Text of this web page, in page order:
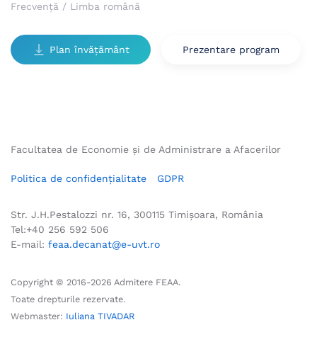
Frecvență / Limba română
Plan învățământ Prezentare program
Facultatea de Economie și de Administrare a Afacerilor
Politica de confidențialitate GDPR
Str. J.H.Pestalozzi nr. 16, 300115 Timișoara, România
Tel:+40 256 592 506
E-mail: feaa.decanat@e-uvt.ro
Copyright © 2016-2026 Admitere FEAA.
Toate drepturile rezervate.
Webmaster: Iuliana TIVADAR